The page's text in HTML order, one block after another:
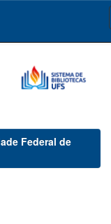
Federal de